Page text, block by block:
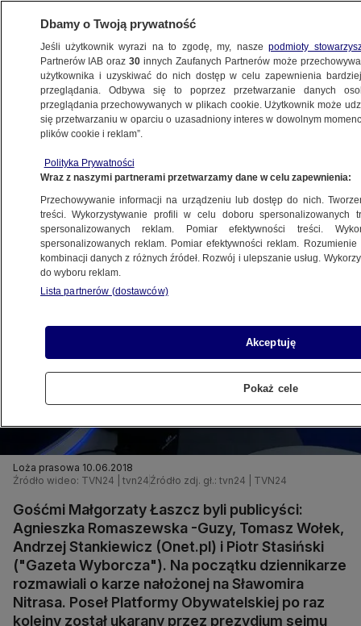
PROGRAMY
11.06.2018, 07:40
Udostępnij
Loża prasowa 10.06.2018
Źródło wideo: TVN24 | tvn24 Źródło zdj. gł.: tvn24 | TVN24
Gośćmi Małgorzaty Łaszcz byli publicyści:
Agnieszka Romaszewska -Guzy, Tomasz Wołek,
Andrzej Stankiewicz (Onet.pl) i Piotr Stasiński
("Gazeta Wyborcza"). Na początku dziennikarze
rozmawiali o karze nałożonej na Sławomira
Nitrasa. Poseł Platformy Obywatelskiej po raz
kolejny został ukarany przez prezydium sejmu
Dbamy o Twoją prywatność
Jeśli użytkownik wyrazi na to zgodę, my, naszepodmioty
Partnerów IAB oraz30 innych Zaufanych Partnerów może
użytkownika i uzyskiwać do nich dostęp w celu zapewnienia
przeglądania. Odbywa się to poprzez przetwarzanie danych
przeglądania przechowywanych w plikach cookie. Użytkownik może
się przetwarzaniu w oparciu o uzasadniony interes w dowolnym
plików cookie i reklam”.
Polityka Prywatności
Wraz z naszymi partnerami przetwarzamy dane w celu zapewnienia:
Przechowywanie informacji na urządzeniu lub dostęp do nich.
treści. Wykorzystywanie profili w celu doboru spersonalizowanych
spersonalizowanych reklam. Pomiar efektywności treści.
spersonalizowanych reklam. Pomiar efektywności reklam.
kombinacji danych z różnych źródeł. Rozwój i ulepszanie usług.
do wyboru reklam.
Lista partnerów (dostawców)
Akceptuję
Pokaż cele